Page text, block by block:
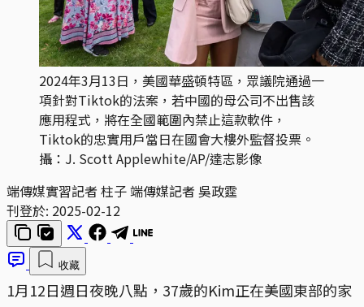
2024年3月13日，美國華盛頓特區，眾議院通過一
項針對Tiktok的法案，若中國的母公司不出售該
應用程式，將在全國範圍內禁止這款軟件，
Tiktok的忠實用戶當日在國會大樓外監督投票。
攝：J. Scott Applewhite/AP/達志影像
端傳媒實習記者 柱子 端傳媒記者 吳政霆
刊登於: 2025-02-12
收藏
1月12日週日夜晚八點，37歲的Kim正在美國東部的家